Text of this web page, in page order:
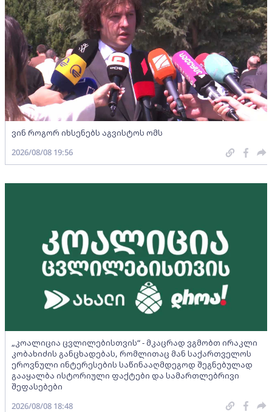
ვინ როგორ იხსენებს აგვისტოს ომს
2026/08/08 19:56
„კოალიცია ცვლილებისთვის“ - მკაცრად ვგმობთ ირაკლი
კობახიძის განცხადებას, რომლითაც მან საქართველოს
ეროვნული ინტერესების საწინააღმდეგოდ შეგნებულად
გააყალბა ისტორიული ფაქტები და სამართლებრივი
შეფასებები
2026/08/08 18:48